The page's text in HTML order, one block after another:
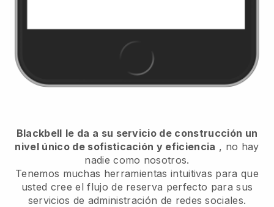
Blackbell le da a su servicio de construcción un
nivel único de sofisticación y eficiencia , no hay
nadie como nosotros.
Tenemos muchas herramientas intuitivas para que
usted cree el flujo de reserva perfecto para sus
servicios de administración de redes sociales.